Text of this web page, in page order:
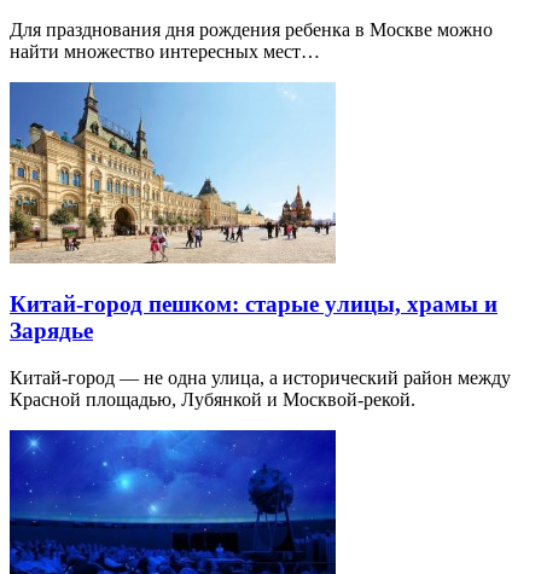
Для празднования дня рождения ребенка в Москве можно
найти множество интересных мест…
Китай-город пешком: старые улицы, храмы и
Зарядье
Китай-город — не одна улица, а исторический район между
Красной площадью, Лубянкой и Москвой-рекой.